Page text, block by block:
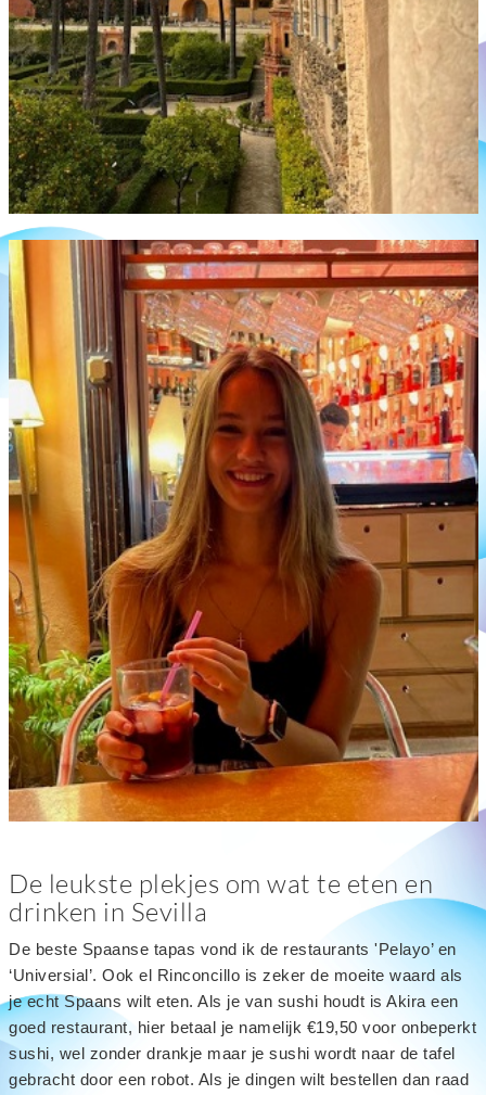
De leukste plekjes om wat te eten en
drinken in Sevilla
De beste Spaanse tapas vond ik de restaurants 'Pelayo’ en
‘Universial’. Ook el Rinconcillo is zeker de moeite waard als
je echt Spaans wilt eten. Als je van sushi houdt is Akira een
goed restaurant, hier betaal je namelijk €19,50 voor onbeperkt
sushi, wel zonder drankje maar je sushi wordt naar de tafel
gebracht door een robot. Als je dingen wilt bestellen dan raad